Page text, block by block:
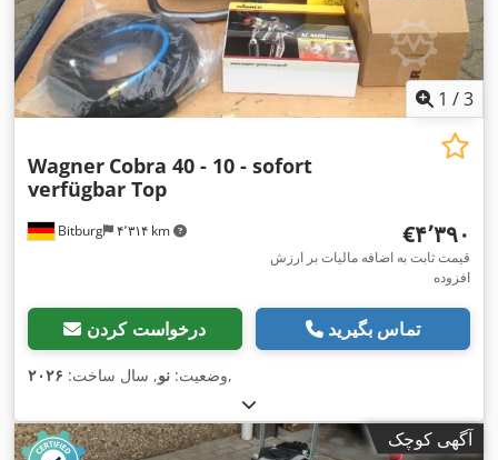
1 /3
Bitburg ۴٬۳۱۴ km
Wagner Cobra 40 - 10 - sofort
verfügbar Top
‎€۴٬۳۹۰
قیمت ثابت به اضافه مالیات بر ارزش
افزوده
درخواست کردن تماس بگیرید
وضعیت: نو, سال ساخت: ۲۰۲۶ ,
آگهی کوچک